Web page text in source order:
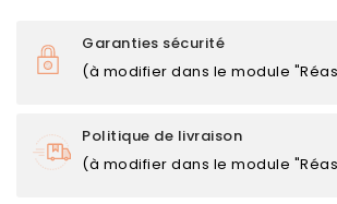
Garanties sécurité
(à modifier dans le module
Politique de livraison
(à modifier dans le module